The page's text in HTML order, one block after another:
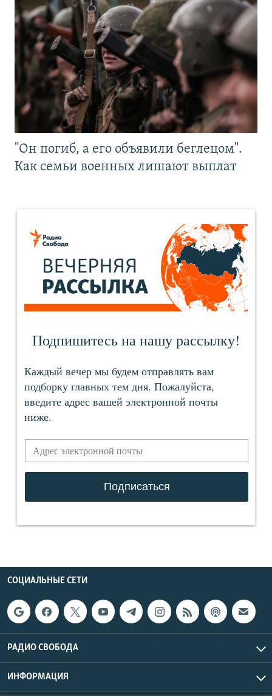
"Он погиб, а его объявили беглецом".
Как семьи военных лишают выплат
СОЦИАЛЬНЫЕ СЕТИ
РАДИО СВОБОДА
ИНФОРМАЦИЯ